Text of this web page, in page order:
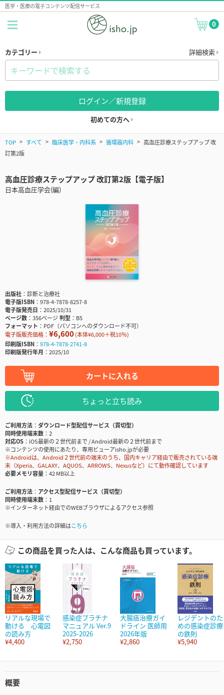
医学・医療の電子コンテンツ配信サービス
0
カテゴリー 詳細検索
ログイン／新規登録
初めての方へ
TOP すべて 臨床医学・内科系 循環器内科
高血圧診療ステップアップ 改
訂第2版
高血圧診療ステップアップ 改訂第2版【電子版】
日本高血圧学会(編)
出版社
診断と治療社
電子版ISBN
978-4-7878-8257-8
電子版発売日
2025/10/31
ページ数
356ページ判型
B5
フォーマット
PDF（パソコンへのダウンロード不可）
電子版販売価格： ¥6,600(本体¥6,000＋税10％)
印刷版ISBN
978-4-7878-2741-8
印刷版発行年月
2025/10
カートに入れる
ちょっと立ち読み
ご利用方法
ダウンロード型配信サービス（買切型）
同時使用端末数
2
対応OS
iOS最新の２世代前まで / Android最新の２世代前まで
※コンテンツの使用にあたり、専用ビューアisho.jpが必要
※Androidは、Android２世代前の端末のうち、国内キャリア経由で販売されている端
末（Xperia、GALAXY、AQUOS、ARROWS、Nexusなど）にて動作確認しています
必要メモリ容量
42 MB以上
ご利用方法
アクセス型配信サービス（買切型）
同時使用端末数
1
※インターネット経由でのWEBブラウザによるアクセス参照
※導入・利用方法の詳細はこちら
この商品を買った人は、こんな商品も買っています。
リアルな現場で
動ける 心電図
の読み方
¥4,400
感染症プラチナ
マニュアル Ver.9
2025-2026
¥2,750
大腸癌治療ガイ
ドライン 医師用
2026年版
¥2,860
レジデントのた
めの感染症診療
の鉄則
¥5,940
概要